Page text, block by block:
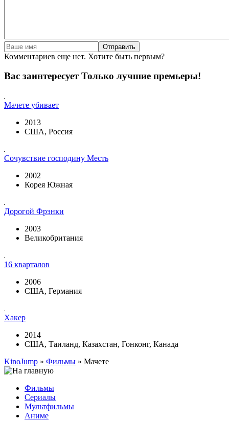
Отправить
Комментариев еще нет. Хотите быть первым?
Вас заинтересуетТолько лучшие премьеры!
Мачете убивает
2013
США, Россия
Сочувствие господину Месть
2002
Корея Южная
Дорогой Фрэнки
2003
Великобритания
16 кварталов
2006
США, Германия
Хакер
2014
США, Таиланд, Казахстан, Гонконг, Канада
KinoJump » Фильмы » Мачете
Фильмы
Сериалы
Мультфильмы
Аниме